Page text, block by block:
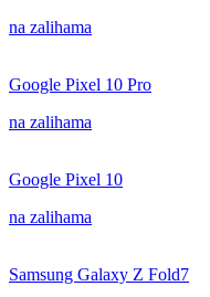
na zalihama
Google Pixel 10 Pro
na zalihama
Google Pixel 10
na zalihama
Samsung Galaxy Z Fold7